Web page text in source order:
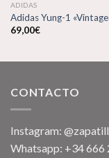
ADIDAS
Adidas Yung-1
69,00€
CONTACTO
Instagram:
Whatsapp: +34 666